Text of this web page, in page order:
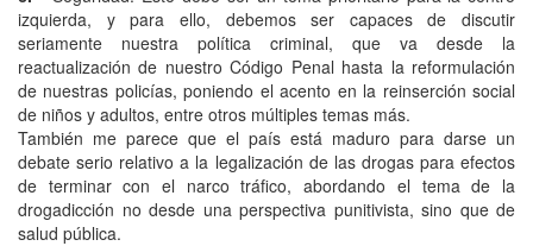
izquierda, y para ello, debemos ser capaces de discutir
seriamente nuestra política criminal, que va desde la
reactualización de nuestro Código Penal hasta la reformulación
de nuestras policías, poniendo el acento en la reinserción social
de niños y adultos, entre otros múltiples temas más.
También me parece que el país está maduro para darse un
debate serio relativo a la legalización de las drogas para efectos
de terminar con el narco tráfico, abordando el tema de la
drogadicción no desde una perspectiva punitivista, sino que de
salud pública.